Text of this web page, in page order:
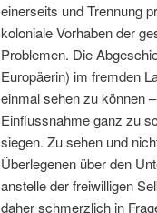
einerseits und Trennung
koloniale Vorhaben der
Problemen. Die
Europäerin) im fremden
einmal sehen zu können
Einflussnahme ganz zu
siegen. Zu sehen und
Überlegenen über den
anstelle der freiwilligen
daher schmerzlich in